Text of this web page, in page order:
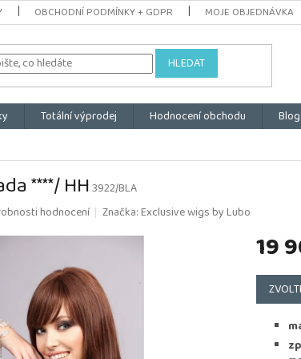
OBCHODNÍ PODMÍNKY + GDPR MOJE OBJEDNÁVKA
HLEDAT
Totální výprodej Hodnocení obchodu Blog
****/ HH3922/BLA
hodnocení Značka:Exclusive wigs by Lubo
19
Měrná
cena: